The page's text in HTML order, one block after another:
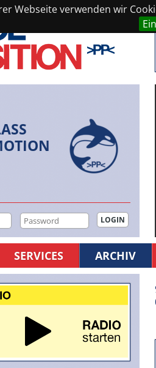
Webseite verwenden wir
SERVICES ARCHIV